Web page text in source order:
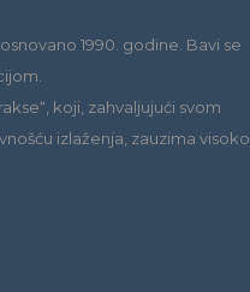
1990. godine. Bavi se
koji, zahvaljujući svom
izlaženja, zauzima visoko